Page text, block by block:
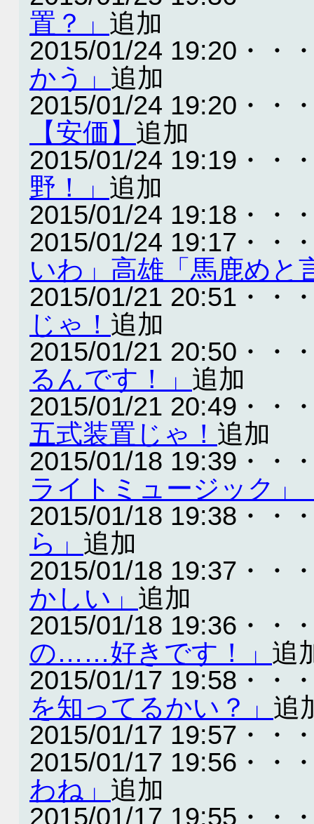
置？」 追加
2015/01/24 19:20・・
かう」 追加
2015/01/24 19:20・・
【安価】 追加
2015/01/24 19:19・・
野！」 追加
2015/01/24 19:18・・
2015/01/24 19:17・・
いわ」高雄「馬鹿めと
2015/01/21 20:51・・
じゃ！ 追加
2015/01/21 20:50・・
るんです！」 追加
2015/01/21 20:49・・
五式装置じゃ！ 追加
2015/01/18 19:39・・
ライトミュージック」
2015/01/18 19:38・・
ら」 追加
2015/01/18 19:37・・
かしい」 追加
2015/01/18 19:36・・
の……好きです！」 追
2015/01/17 19:58・・
を知ってるかい？」 追
2015/01/17 19:57・・
2015/01/17 19:56・・
わね」 追加
2015/01/17 19:55・・